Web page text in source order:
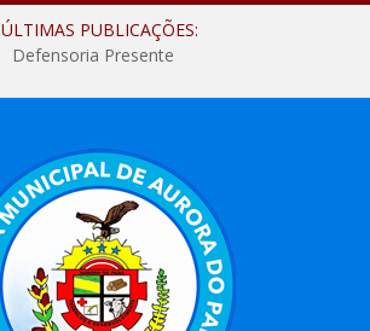
ÚLTIMAS PUBLICAÇÕES:
Defensoria Presente